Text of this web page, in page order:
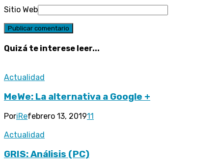
Sitio Web
Quizá te interese leer...
Actualidad
MeWe: La alternativa a Google +
PoriRefebrero 13, 201911
Actualidad
GRIS: Análisis (PC)